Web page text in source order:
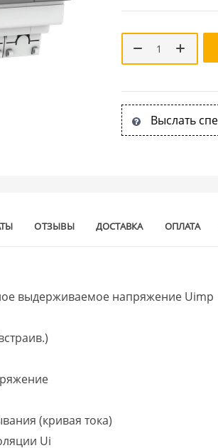
Выслать
ОТЗЫВЫ ДОСТАВКА ОПЛАТА
выдерживаемое напряжение Uimp
(кривая тока)
Ui